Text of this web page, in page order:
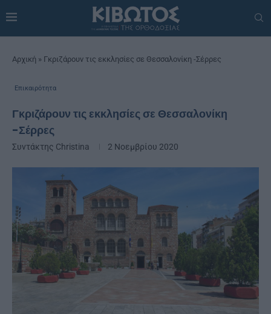
Αρχική » Γκριζάρουν τις εκκλησίες σε Θεσσαλονίκη -Σέρρες
Επικαιρότητα
Γκριζάρουν τις εκκλησίες σε Θεσσαλονίκη
-Σέρρες
Συντάκτης Christina 2 Νοεμβρίου 2020